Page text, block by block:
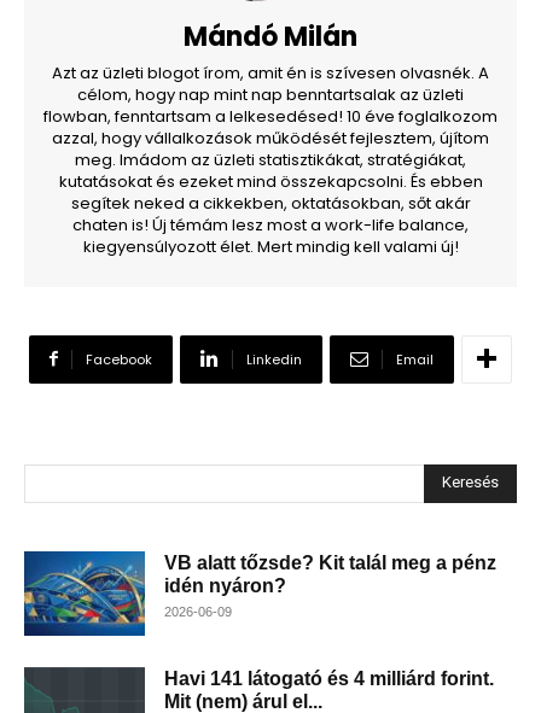
Mándó Milán
Azt az üzleti blogot írom, amit én is szívesen olvasnék. A
célom, hogy nap mint nap benntartsalak az üzleti
flowban, fenntartsam a lelkesedésed! 10 éve foglalkozom
azzal, hogy vállalkozások működését fejlesztem, újítom
meg. Imádom az üzleti statisztikákat, stratégiákat,
kutatásokat és ezeket mind összekapcsolni. És ebben
segítek neked a cikkekben, oktatásokban, sőt akár
chaten is! Új témám lesz most a work-life balance,
kiegyensúlyozott élet. Mert mindig kell valami új!
Facebook Linkedin Email
Keresés
VB alatt tőzsde? Kit talál meg a pénz
idén nyáron?
2026-06-09
Havi 141 látogató és 4 milliárd forint.
Mit (nem) árul el...